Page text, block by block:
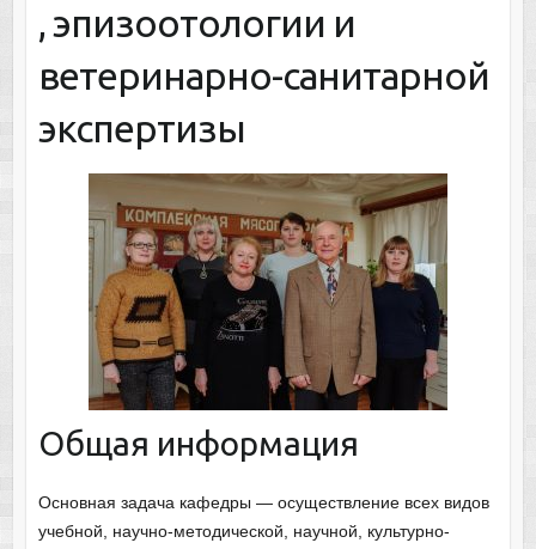
, эпизоотологии и
ветеринарно-санитарной
экспертизы
Общая информация
Основная задача кафедры — осуществление всех видов
учебной, научно-методической, научной, культурно-